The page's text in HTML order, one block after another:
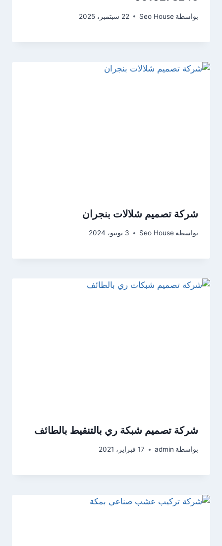
بواسطة Seo House 22 سبتمبر، 2025
شركة تصميم شلالات بنجران
بواسطة Seo House 3 يونيو، 2024
شركة تصميم شبكة ري بالتنقيط بالطائف
بواسطة admin 17 فبراير، 2021